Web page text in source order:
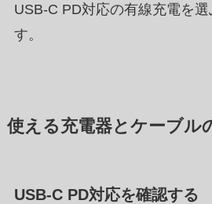
USB-C PD対応の有線充電を
す。
使える充電器とケーブル
USB-C PD対応を確認する